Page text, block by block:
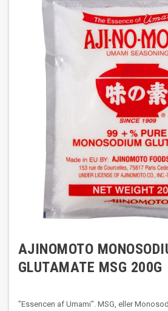
AJINOMOTO
GLUTAMATE MSG 200G
"Essencen af Umami". MSG, eller